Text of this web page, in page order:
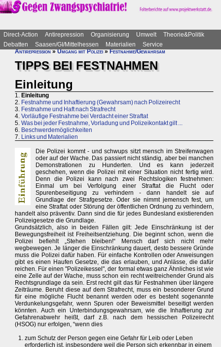
Direct-Action Antirepression Organisierung Umwelt
Theorie&Politik
Debatten
Saasen/GI/Mittelhessen Materialien
Service
Antirepression»Umgang mit Polizei»Festnahme/Gewahrsam
TIPPS BEI FESTNAHMEN
Einleitung
1. Einleitung
2. Festnahme und Inhaftierung (Gewahrsam) nach Polizeirecht
3. Festnahme und Haft nach Strafrecht
4. Vorläufige Festnahme bei Verdacht einer Straftat
5. Was bei jeder Festnahme, Vorladung und Polizeikontakt gilt ...
6. Beschwerdemöglichkeiten
7. Links und Materialien
Die Polizei kommt - und schwups sitzt mensch im Streifenwagen
oder auf der Wache. Das passiert nicht ständig, aber bei manchen
Demonstrationen zu Hunderten. Und es kann jederzeit
geschehen, wenn die Polizei mit einer Situation nicht fertig wird.
Denn die Polizei kann nach zwei Rechtslogiken festnehmen:
Einmal um bei Verfolgung einer Straftat die Flucht oder
Spurenbeseitigung zu verhindern - dann handelt sie auf
Grundlage der Strafgesetze. Oder sie nimmt jemensch fest, um
eine Straftat oder Störung der öffentlichen Ordnung zu verhindern,
handelt also präventiv. Dann sind die für jedes Bundesland existierenden
Polizeigesetze die Grundlage.
Grundsätzlich, also in beiden Fällen gilt: Jede Einschränkung ist der
Bewegungsfreiheit ist Freiheitsentziehung. Die beginnt schon, wenn die
Polizei befiehlt „Stehen bleiben!“ Mensch darf sich nicht mehr
wegbewegen. Je länger die Einschränkung dauert, desto bessere Gründe
muss die Polizei dafür haben. Für einfache Kontrollen oder Anweisungen
gibt es einen Haufen Gesetze, die das erlauben, und Anlässe, die dafür
reichen. Für einen "Polizeikessel", der formal etwas ganz Ähnliches ist wie
eine Zelle auf der Wache, muss schon ein recht weitreichender Grund als
Rechtsgrundlage da sein. Erst recht gilt das für Festnahmen über längere
Zeiträume. Beruht diese auf dem Strafrecht, muss ein besonderer Grund
für eine mögliche Flucht benannt werden oder es besteht sogenannte
Verdunkelungsgefahr, wenn Spuren oder Beweismittel beseitigt werden
könnten. Auch ein Unterbindungsgewahrsam, wie die Inhaftierung zur
Gefahrenabwehr heißt, darf z.B. nach dem hessischen Polizeirecht
(HSOG) nur erfolgen, “wenn dies
zum Schutz der Person gegen eine Gefahr für Leib oder Leben
erforderlich ist, insbesondere weil die Person sich erkennbar in einem